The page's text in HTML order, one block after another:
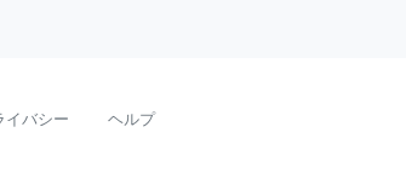
イバシー ヘルプ